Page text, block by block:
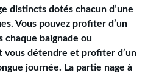
distincts dotés chacun d’une
Vous pouvez profiter d’un
baignade ou
vous détendre et profiter d’un
journée. La partie nage à